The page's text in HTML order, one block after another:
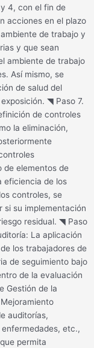
4, con el fin de
acciones en el plazo
de trabajo y
y que sean
ambiente de trabajo
Así mismo, se
de salud del
◥ Paso 7.
de controles
la eliminación,
de elementos de
eficiencia de los
controles, se
si su implementación
residual. ◥ Paso
La aplicación
los trabajadores de
de seguimiento bajo
de la evaluación
Gestión de la
auditorías,
etc.,
permita